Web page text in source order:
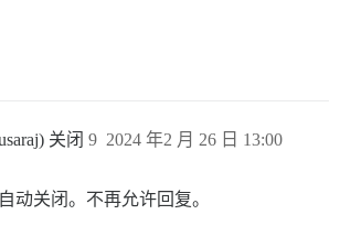
关闭 2024 年2 月 26 日 13:00
9
动关闭。不再允许回复。